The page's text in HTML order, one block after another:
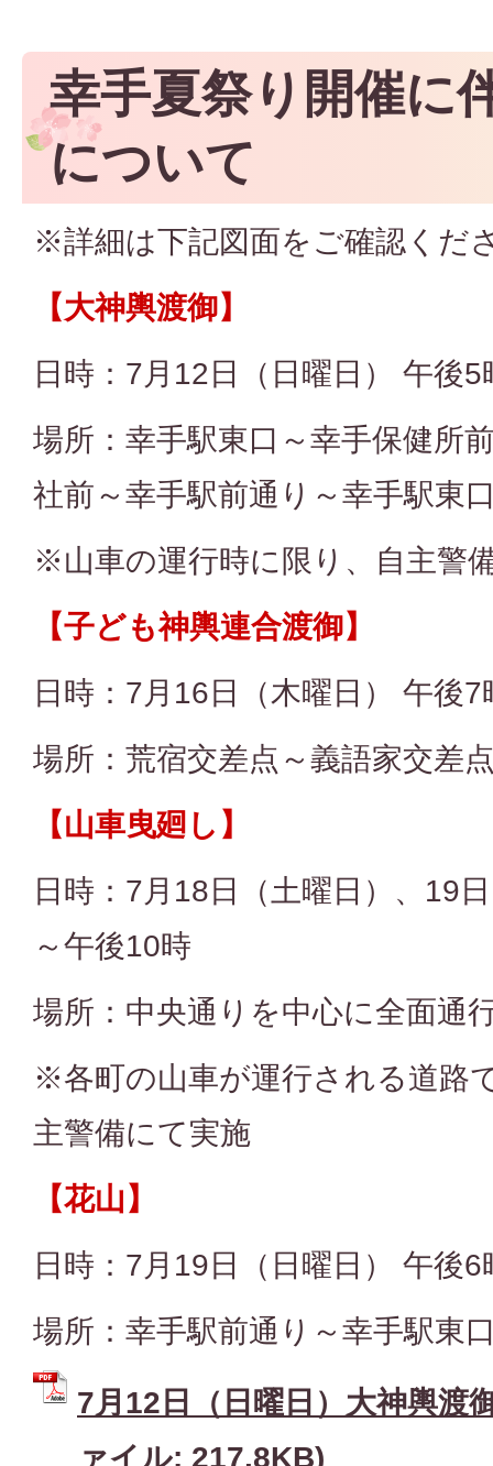
幸手夏祭り開催に
について
※詳細は下記図面をご確認くだ
【大神輿渡御】
日時：7月12日（日曜日） 午後
場所：幸手駅東口～幸手保健所
社前～幸手駅前通り～幸手駅東
※山車の運行時に限り、自主警
【子ども神輿連合渡御】
日時：7月16日（木曜日） 午後
場所：荒宿交差点～義語家交差
【山車曳廻し】
日時：7月18日（土曜日）、19
～午後10時
場所：中央通りを中心に全面通
※各町の山車が運行される道路
主警備にて実施
【花山】
日時：7月19日（日曜日） 午後
場所：幸手駅前通り～幸手駅東
7月12日（日曜日）大神輿渡
ァイル: 217.8KB)